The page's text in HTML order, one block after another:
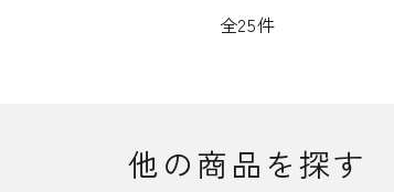
全25件
他の商品を探す